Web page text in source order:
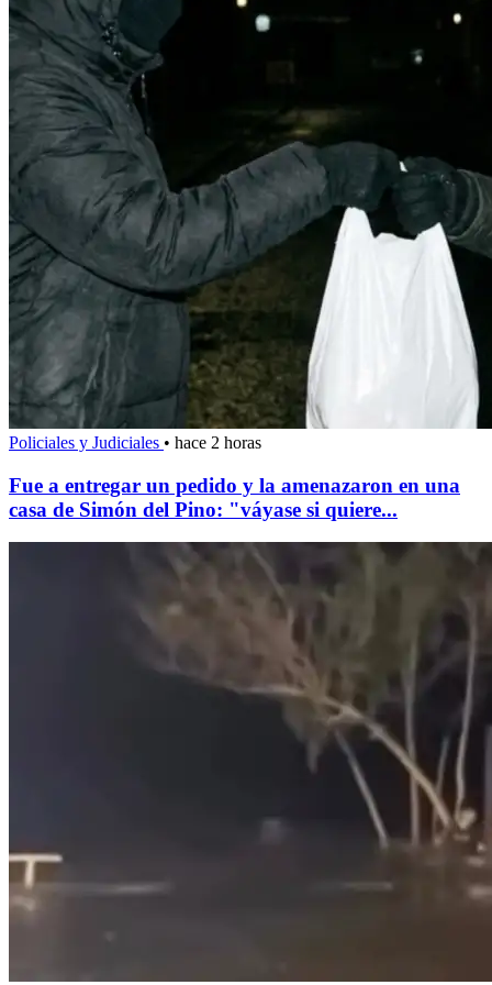
Policiales y Judiciales • hace 2 horas
Fue a entregar un pedido y la amenazaron en una
casa de Simón del Pino: "váyase si quiere...